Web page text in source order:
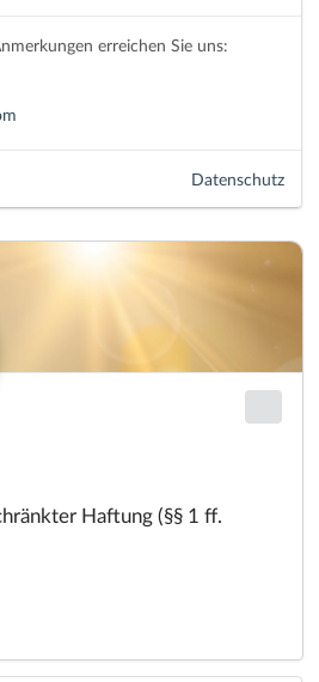
Haftung (§§ 1 ff.
erreichen Sie uns:
Datenschutz